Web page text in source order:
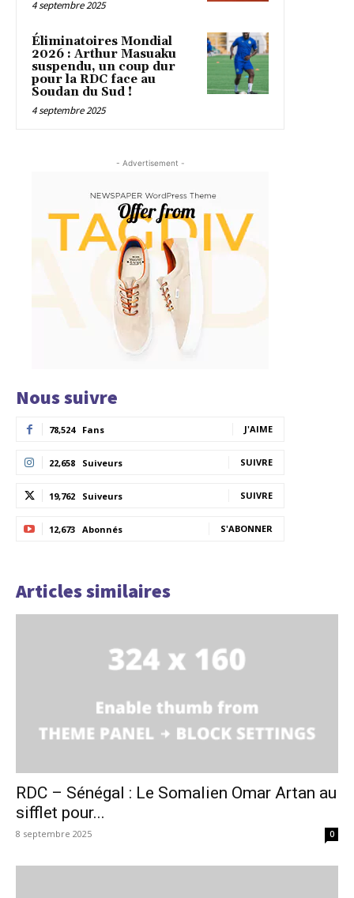
4 septembre 2025
Éliminatoires Mondial
2026 : Arthur Masuaku
suspendu, un coup dur
pour la RDC face au
Soudan du Sud !
4 septembre 2025
- Advertisement -
Nous suivre
78,524 Fans J'AIME
22,658 Suiveurs SUIVRE
19,762 Suiveurs SUIVRE
12,673 Abonnés S'ABONNER
Articles similaires
RDC – Sénégal : Le Somalien Omar Artan au
sifflet pour...
8 septembre 2025 0